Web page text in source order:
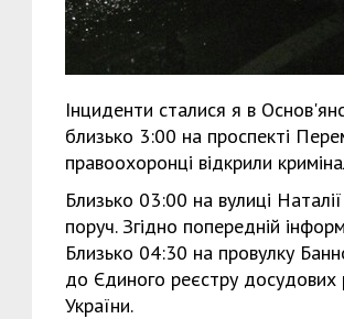
Інциденти сталися я в
близько 3:00 на проспекті
правоохоронці відкрили
Близько 03:00 на вулиці
поруч. Згідно попередній
Близько 04:30 на провулку
до Єдиного реєстру
України.